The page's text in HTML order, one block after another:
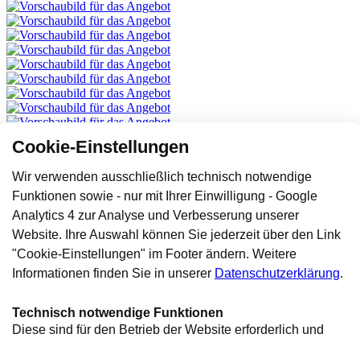
Cookie-Einstellungen
Wir verwenden ausschließlich technisch notwendige
Funktionen sowie - nur mit Ihrer Einwilligung - Google
Analytics 4 zur Analyse und Verbesserung unserer
Website. Ihre Auswahl können Sie jederzeit über den Link
"Cookie-Einstellungen" im Footer ändern. Weitere
Informationen finden Sie in unserer Datenschutzerklärung.
Technisch notwendige Funktionen
Diese sind für den Betrieb der Website erforderlich und